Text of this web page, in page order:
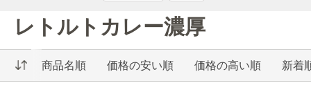
レトルトカレー濃厚
商品名順 価格の安い順 価格の高い順 新着